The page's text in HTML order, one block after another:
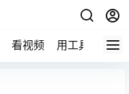
看视频 用工具 论技